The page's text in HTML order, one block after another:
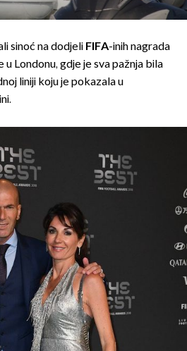
sinoć na dodjeli FIFA-inih nagrada
Londonu, gdje je sva pažnja bila
liniji koju je pokazala u